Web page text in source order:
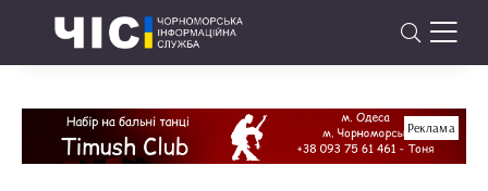
Реклама